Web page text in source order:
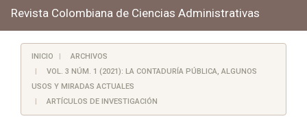
Revista Colombiana de Ciencias Administrativas
INICIO
ARCHIVOS
VOL. 3 NÚM. 1 (2021): LA CONTADURÍA PÚBLICA, ALGUNOS
USOS Y MIRADAS ACTUALES
ARTÍCULOS DE INVESTIGACIÓN